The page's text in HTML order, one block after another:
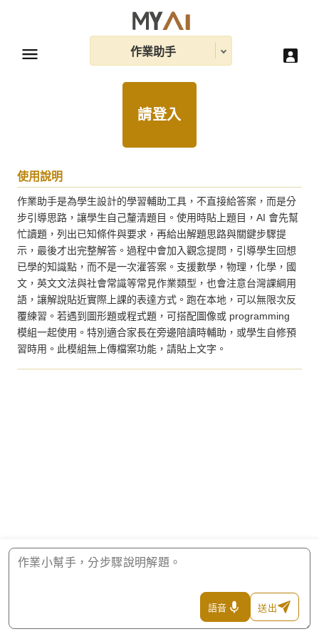
作業助手
請登入
使用說明
作業助手是為學生設計的學習輔助工具，不直接給答案，而是分
步引導思路，讓學生自己釐清題目。使用時貼上題目，AI 會先幫
忙讀題，列出已知條件與要求，再給出解題思路與關鍵步驟提
示，最後才出完整解答。過程中會加入觀念提問，引導學生回想
已學的知識點，而不是一次灌答案。支援數學，物理，化學，國
文，英文文法與社會常識等常見作業類型，也會注意台灣課綱用
語，讓解說貼近實際上課的表達方式。跑在本地，可以無限次反
覆練習。若遇到圖形題或程式題，可搭配圖像或 programming
模組一起使用。特別適合家長在旁邊陪讀時輔助，或學生自修預
習時用。此模組無上傳檔案功能，請貼上文字。
語音 送出